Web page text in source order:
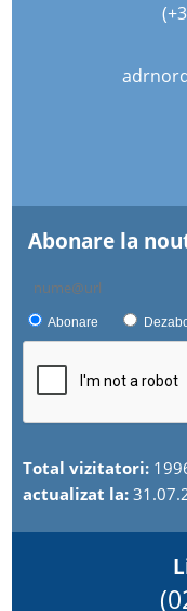
Abonare la
Abonare
Total vizitatori:
actualizat la: